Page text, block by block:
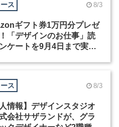
ス 8/3
ギフト券1万円分プレゼ
「デザインのお仕事」読
ケートを9月4日まで実施
ス 8/3
人情報】デザインスタジオ
会社サザランドが、グラ